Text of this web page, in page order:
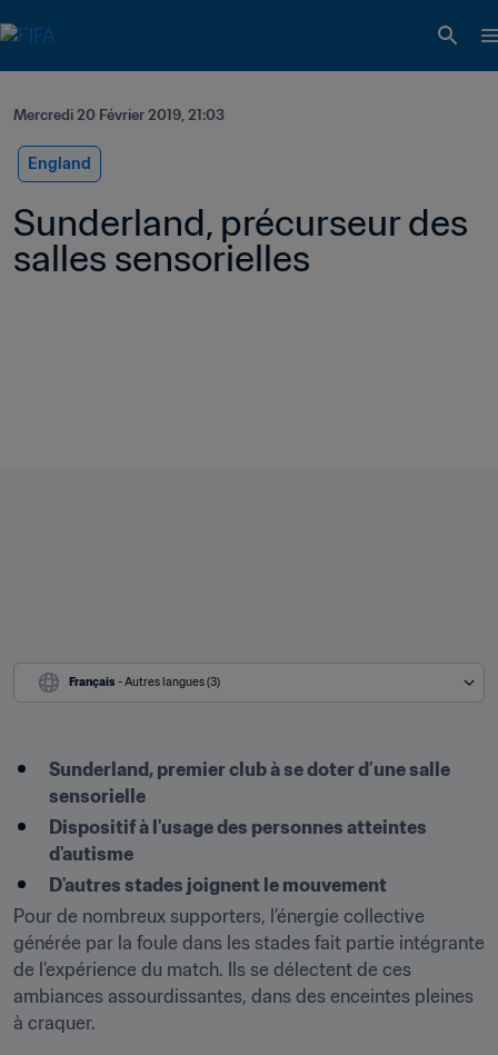
Mercredi 20 Février 2019, 21:03
England
Sunderland, précurseur des
salles sensorielles
Français - Autres langues (3)
Sunderland, premier club à se doter d’une salle
sensorielle
Dispositif à l'usage des personnes atteintes
d'autisme
D'autres stades joignent le mouvement
Pour de nombreux supporters, l’énergie collective
générée par la foule dans les stades fait partie intégrante
de l’expérience du match. Ils se délectent de ces
ambiances assourdissantes, dans des enceintes pleines
à craquer.